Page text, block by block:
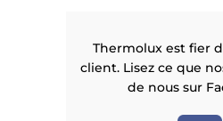
Thermolux est fier
client. Lisez ce que
de nous sur